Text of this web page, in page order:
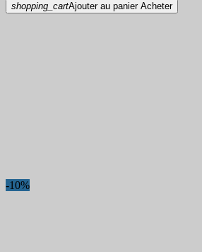
shopping_cartAjouter au panier Acheter
-10%